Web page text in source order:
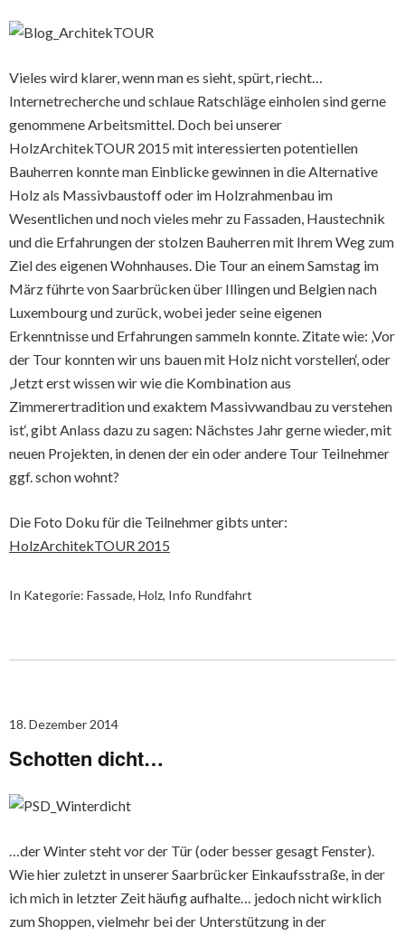
Vieles wird klarer, wenn man es sieht, spürt, riecht…
Internetrecherche und schlaue Ratschläge einholen sind gerne
genommene Arbeitsmittel. Doch bei unserer
HolzArchitekTOUR 2015 mit interessierten potentiellen
Bauherren konnte man Einblicke gewinnen in die Alternative
Holz als Massivbaustoff oder im Holzrahmenbau im
Wesentlichen und noch vieles mehr zu Fassaden, Haustechnik
und die Erfahrungen der stolzen Bauherren mit Ihrem Weg zum
Ziel des eigenen Wohnhauses. Die Tour an einem Samstag im
März führte von Saarbrücken über Illingen und Belgien nach
Luxembourg und zurück, wobei jeder seine eigenen
Erkenntnisse und Erfahrungen sammeln konnte. Zitate wie: ‚Vor
der Tour konnten wir uns bauen mit Holz nicht vorstellen‘, oder
‚Jetzt erst wissen wir wie die Kombination aus
Zimmerertradition und exaktem Massivwandbau zu verstehen
ist‘, gibt Anlass dazu zu sagen: Nächstes Jahr gerne wieder, mit
neuen Projekten, in denen der ein oder andere Tour Teilnehmer
ggf. schon wohnt?
Die Foto Doku für die Teilnehmer gibts unter:
HolzArchitekTOUR 2015
In Kategorie: Fassade, Holz, Info Rundfahrt
18. Dezember 2014
Schotten dicht…
…der Winter steht vor der Tür (oder besser gesagt Fenster).
Wie hier zuletzt in unserer Saarbrücker Einkaufsstraße, in der
ich mich in letzter Zeit häufig aufhalte… jedoch nicht wirklich
zum Shoppen, vielmehr bei der Unterstützung in der